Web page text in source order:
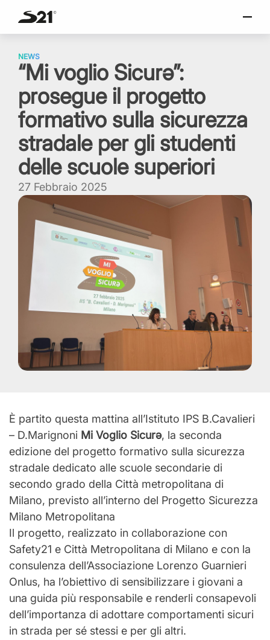
content
English
Español
Portuguese
NEWS
“Mi voglio Sicurǝ”:
prosegue il progetto
formativo sulla sicurezza
stradale per gli studenti
delle scuole superiori
27 Febbraio 2025
È partito questa mattina all’Istituto IPS B.Cavalieri
– D.Marignoni Mi Voglio Sicurǝ, la seconda
edizione del progetto formativo sulla sicurezza
stradale dedicato alle scuole secondarie di
secondo grado della Città metropolitana di
Milano, previsto all’interno del Progetto Sicurezza
Milano Metropolitana
Il progetto, realizzato in collaborazione con
Safety21 e Città Metropolitana di Milano e con la
consulenza dell’Associazione Lorenzo Guarnieri
Onlus, ha l’obiettivo di sensibilizzare i giovani a
una guida più responsabile e renderli consapevoli
dell’importanza di adottare comportamenti sicuri
in strada per sé stessi e per gli altri.